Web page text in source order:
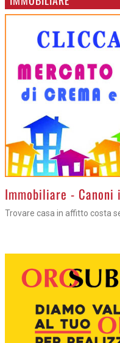
>Immobiliare - Canoni
Trovare casa in affitto costa